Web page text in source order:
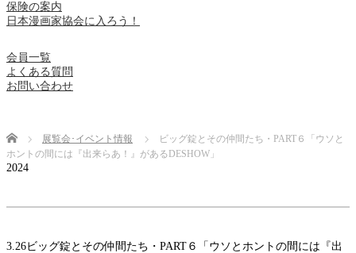
保険の案内
日本漫画家協会に入ろう！
会員一覧
よくある質問
お問い合わせ
Home 展覧会･イベント情報
ビッグ錠とその仲間たち・PART６「ウソと
ホントの間には『出来らあ！』があるDESHOW」
2024
3.26ビッグ錠とその仲間たち・PART６「ウソとホントの間には『出